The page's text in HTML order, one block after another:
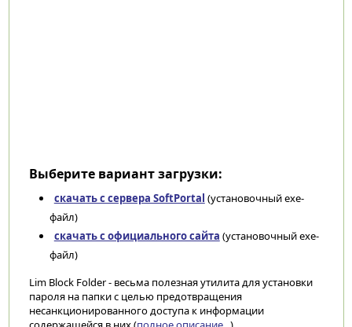
Выберите вариант загрузки:
скачать с сервера SoftPortal (установочный exe-
файл)
скачать с официального сайта (установочный exe-
файл)
Lim Block Folder - весьма полезная утилита для установки
пароля на папки с целью предотвращения
несанкционированного доступа к информации